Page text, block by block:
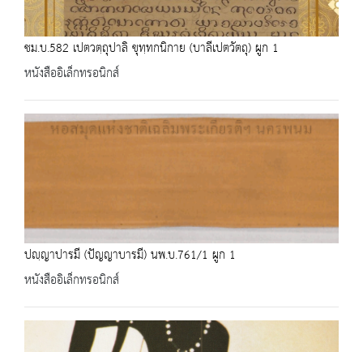
ชม.บ.582 เปตวตฺถุปาลิ ขุทฺทกนิกาย (บาลีเปตวัตถุ) ผูก 1
หนังสืออิเล็กทรอนิกส์
ปญฺญาปารมี (ปัญญาบารมี) นพ.บ.761/1 ผูก 1
หนังสืออิเล็กทรอนิกส์